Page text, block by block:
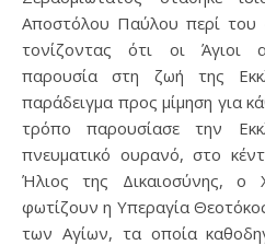
Αποστόλου Παύλου περί
τονίζοντας ότι οι Άγιοι
παρουσία στη ζωή της
παράδειγμα προς μίμηση για
τρόπο παρουσίασε την
πνευματικό ουρανό, στο
Ήλιος της Δικαιοσύνης,
φωτίζουν η Υπεραγία
των Αγίων, τα οποία